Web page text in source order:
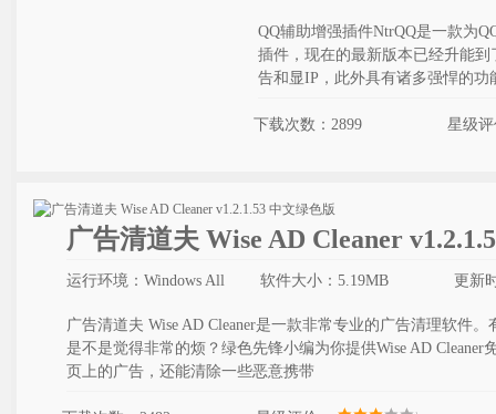
QQ辅助增强插件NtrQQ是一款为
插件，现在的最新版本已经升能
告和显IP，此外具有诸多强悍的功
下载次数：2899 星级
广告清道夫 Wise AD Cleaner
运行环境：Windows All 软件大小：5.19MB 更新
广告清道夫 Wise AD Cleaner是一款非常专业的广告清理软件
是不是觉得非常的烦？绿色先锋小编为你提供Wise AD
页上的广告，还能清除一些恶意携带